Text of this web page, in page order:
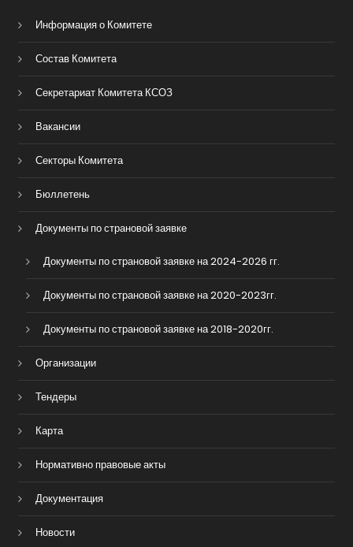
Информация о Комитете
Состав Комитета
Секретариат Комитета КСОЗ
Вакансии
Секторы Комитета
Бюллетень
Документы по страновой заявке
Документы по страновой заявке на 2024-2026 гг.
Документы по страновой заявке на 2020-2023гг.
Документы по страновой заявке на 2018-2020гг.
Организации
Тендеры
Карта
Нормативно правовые акты
Документация
Новости